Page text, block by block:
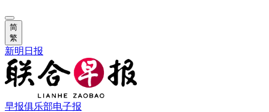
简
繁
新明日报
早报俱乐部电子报